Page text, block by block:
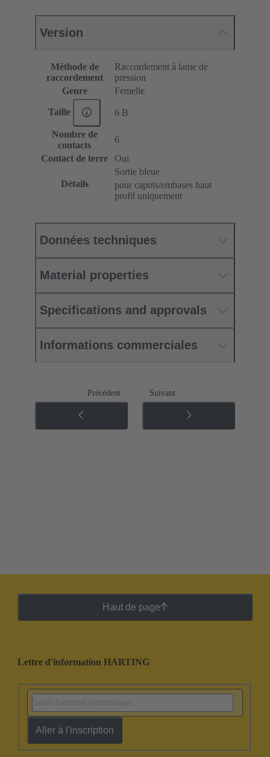
Version
Méthode de
raccordement
Raccordement à lame de
pression
Genre
Femelle
Taille 6 B
Nombre de
contacts
6
Contact de terre
Oui
Détails
Sortie bleue
pour capots/embases haut
profil uniquement
Données techniques
Material properties
Specifications and approvals
Informations commerciales
Précédent Suivant
Haut de page
Lettre d'information HARTING
Aller à l'inscription